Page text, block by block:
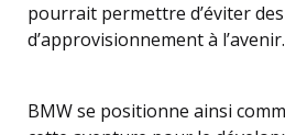
pourrait permettre d’éviter
d’approvisionnement à l’avenir.
BMW se positionne ainsi